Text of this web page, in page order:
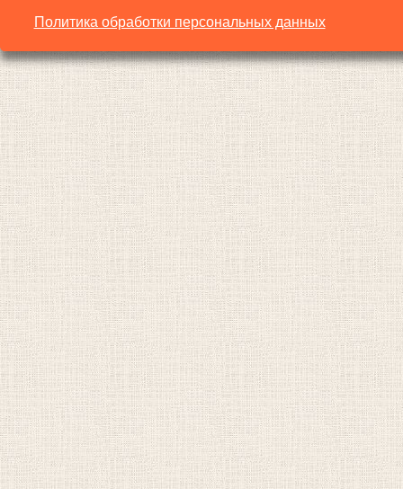
Политика обработки персональных данных